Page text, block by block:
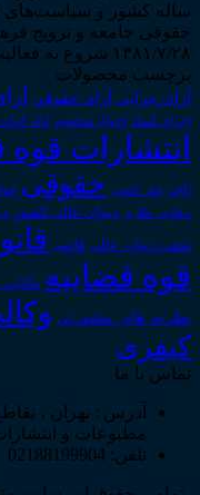
ساله کشور و سیاست‌های
۱۳۸۱/۷/۲۸ شروع به فعالیت نمود...
برچسب محصولات
آرای جزایی آرای حقوقی
اجرای اسناد احوال شخصیه
انتشارات قوه
تاجر حق_کسب حقوقی
دعاوی_طاری دیوان عالی کشور
شعب_دیوان_عالی قاضی
قوه قضاییه
نظریه_های_مشورتی
کیفری
تماس با ما
آدرس : تهران ،
مطبوعات و
تلفن: 02188199904